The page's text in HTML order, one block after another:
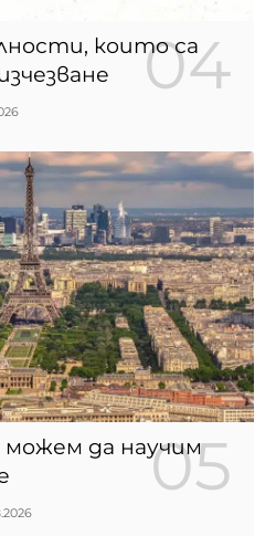
които са
да научим